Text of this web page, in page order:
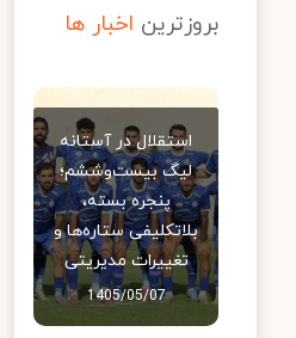
بروزترین اخبار ها
استقلال در آستانه
لیگ بیست‌وششم؛
پنجره بسته،
بلاتکلیفی ستاره‌ها و
تغییرات مدیریتی
1405/05/07